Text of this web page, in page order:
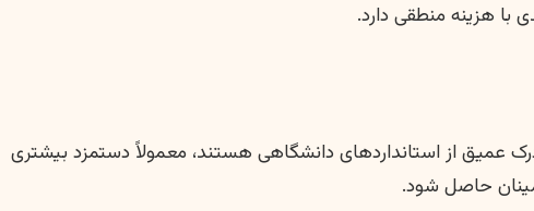
با هزینه منطقی دارد.
عمیق از استانداردهای دانشگاهی هستند، معمولاً دستمزد بیشتری
حاصل شود.